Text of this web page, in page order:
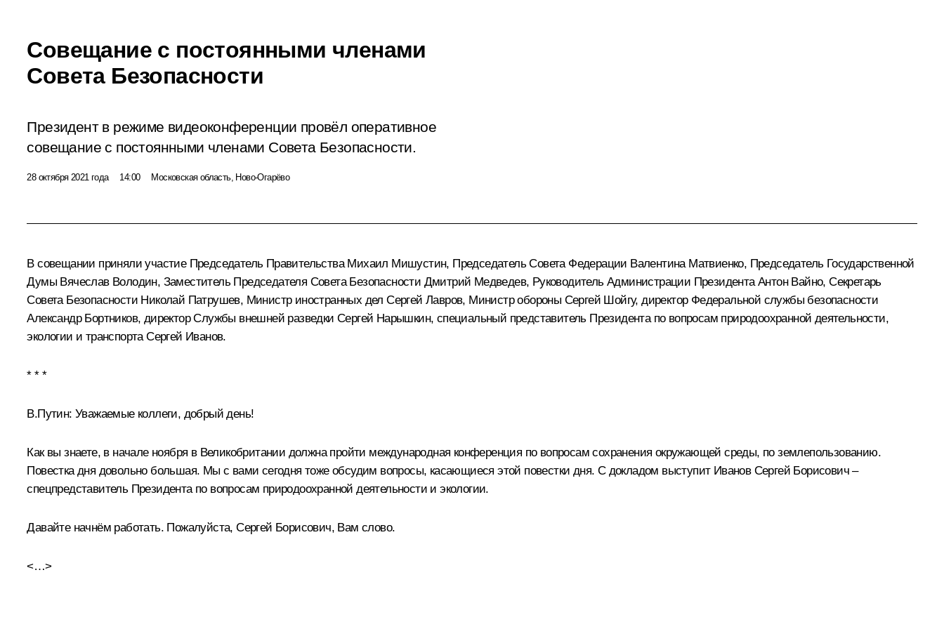
Совещание с постоянными членами
Совета Безопасности
Президент в режиме видеоконференции провёл оперативное
совещание с постоянными членами Совета Безопасности.
28 октября 2021 года 14:00 Московская область, Ново-Огарёво
В совещании приняли участие Председатель Правительства Михаил Мишустин, Председатель Совета Федерации Валентина Матвиенко, Председатель Государственной
Думы Вячеслав Володин, Заместитель Председателя Совета Безопасности Дмитрий Медведев, Руководитель Администрации ПрезидентаАнтон Вайно, Секретарь
Совета Безопасности Николай Патрушев, Министр иностранных делСергей Лавров, Министр обороны Сергей Шойгу, директор Федеральной службы безопасности
Александр Бортников, директор Службы внешней разведки Сергей Нарышкин, специальный представитель Президента по вопросам природоохранной деятельности,
экологии и транспортаСергей Иванов.
* * *
В.Путин: Уважаемые коллеги, добрый день!
Как вы знаете, в начале ноября в Великобритании должна пройти международная конференция по вопросам сохранения окружающей среды, по землепользованию.
Повестка дня довольно большая. Мы с вами сегодня тоже обсудим вопросы, касающиеся этой повестки дня. С докладом выступит Иванов Сергей Борисович –
спецпредставитель Президента по вопросам природоохранной деятельности и экологии.
Давайте начнём работать. Пожалуйста, Сергей Борисович, Вам слово.
<…>